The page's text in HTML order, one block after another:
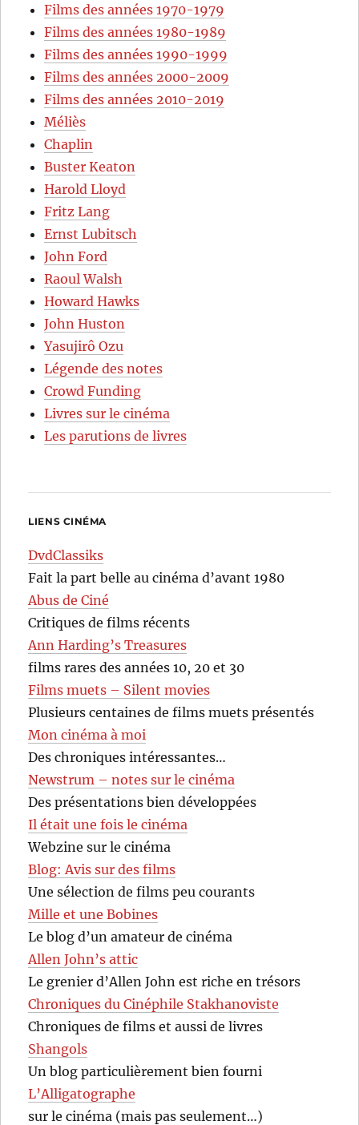
Films des années 1970-1979
Films des années 1980-1989
Films des années 1990-1999
Films des années 2000-2009
Films des années 2010-2019
Méliès
Chaplin
Buster Keaton
Harold Lloyd
Fritz Lang
Ernst Lubitsch
John Ford
Raoul Walsh
Howard Hawks
John Huston
Yasujirô Ozu
Légende des notes
Crowd Funding
Livres sur le cinéma
Les parutions de livres
LIENS CINÉMA
DvdClassiks
Fait la part belle au cinéma d’avant 1980
Abus de Ciné
Critiques de films récents
Ann Harding’s Treasures
films rares des années 10, 20 et 30
Films muets – Silent movies
Plusieurs centaines de films muets présentés
Mon cinéma à moi
Des chroniques intéressantes…
Newstrum – notes sur le cinéma
Des présentations bien développées
Il était une fois le cinéma
Webzine sur le cinéma
Blog: Avis sur des films
Une sélection de films peu courants
Mille et une Bobines
Le blog d’un amateur de cinéma
Allen John’s attic
Le grenier d’Allen John est riche en trésors
Chroniques du Cinéphile Stakhanoviste
Chroniques de films et aussi de livres
Shangols
Un blog particulièrement bien fourni
L’Alligatographe
sur le cinéma (mais pas seulement…)